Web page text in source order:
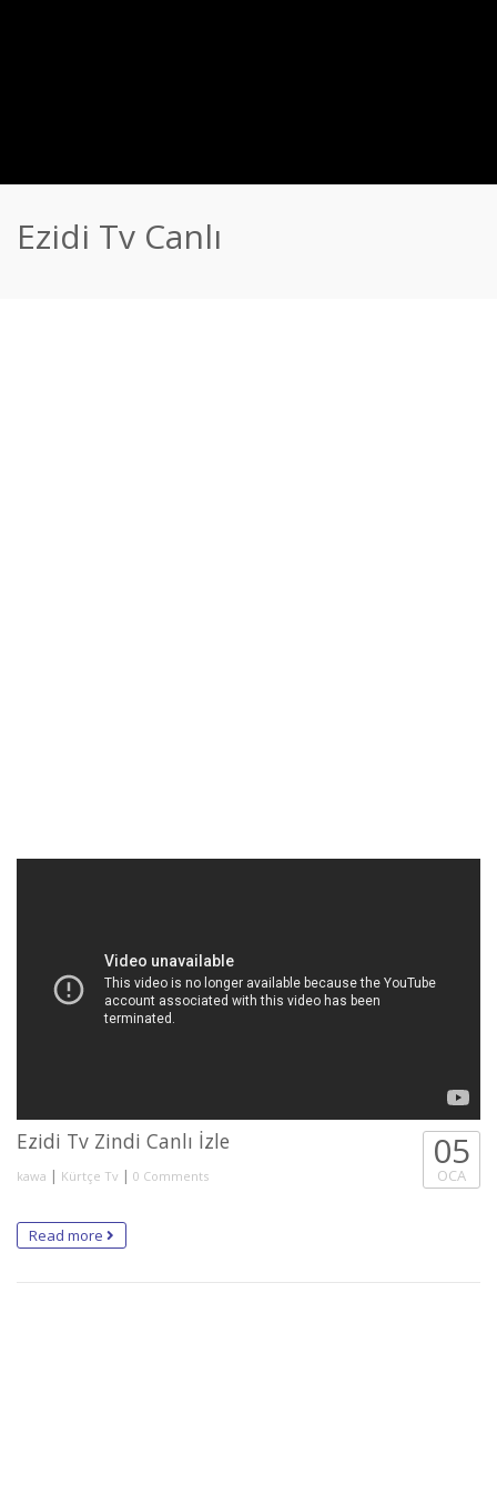
Ezidi Tv Canlı
Ezidi Tv Zindi Canlı İzle
kawa | Kürtçe Tv | 0 Comments
05
OCA
Read more